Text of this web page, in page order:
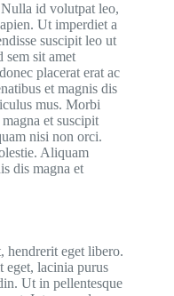
id volutpat leo,
Ut imperdiet a
suscipit leo ut
sit amet
placerat erat ac
et magnis dis
mus. Morbi
et suscipit
nisi non orci.
Aliquam
dis magna et
hendrerit eget libero.
eget, lacinia purus
Ut in pellentesque